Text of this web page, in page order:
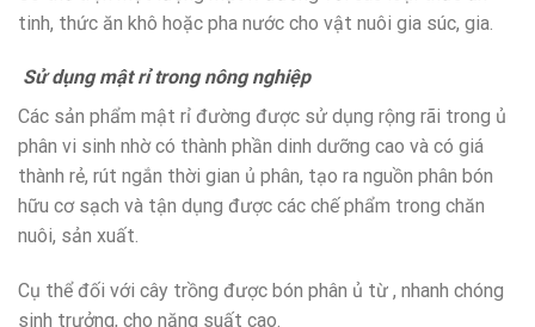
tinh, thức ăn khô hoặc pha nước cho vật nuôi gia súc, gia.
Sử dụng mật rỉ trong nông nghiệp
Các sản phẩm mật rỉ đường được sử dụng rộng rãi trong ủ
phân vi sinh nhờ có thành phần dinh dưỡng cao và có giá
thành rẻ, rút ngắn thời gian ủ phân, tạo ra nguồn phân bón
hữu cơ sạch và tận dụng được các chế phẩm trong chăn
nuôi, sản xuất.
Cụ thể đối với cây trồng được bón phân ủ từ , nhanh chóng
sinh trưởng, cho năng suất cao.